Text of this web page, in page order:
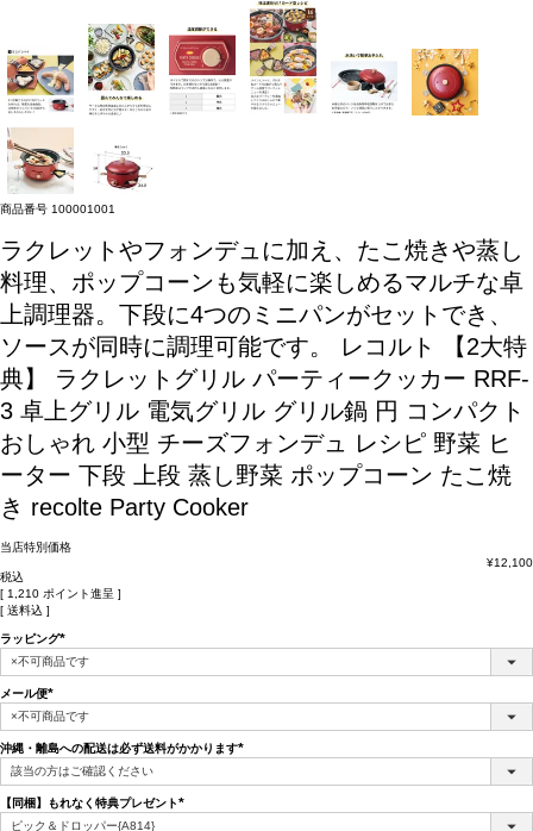
商品番号 100001001
ラクレットやフォンデュに加え、たこ焼きや蒸し
料理、ポップコーンも気軽に楽しめるマルチな卓
上調理器。下段に4つのミニパンがセットでき、
ソースが同時に調理可能です。
レコルト 【2大特
典】 ラクレットグリル パーティークッカー RRF-
3 卓上グリル 電気グリル グリル鍋 円 コンパクト
おしゃれ 小型 チーズフォンデュ レシピ 野菜 ヒ
ーター 下段 上段 蒸し野菜 ポップコーン たこ焼
き recolte Party Cooker
当店特別価格
¥12,100
税込
[ 1,210 ポイント進呈 ]
送料込
ラッピング
(必
メール便
(必
須)
沖縄・離島への配送は必ず送料がかかります
【同梱】もれなく特典プレゼント